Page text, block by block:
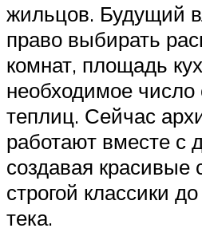
жильцов. Будущий
право выбирать
комнат, площадь
необходимое число
теплиц. Сейчас
работают вместе с
создавая красивые
строгой классики
тека.